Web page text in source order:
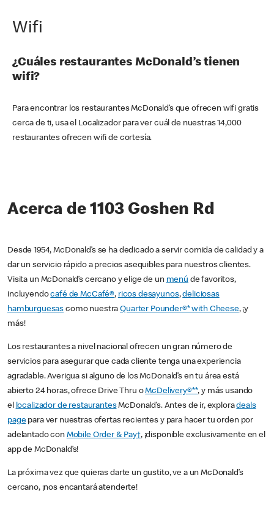
Wifi
¿Cuáles restaurantes McDonald’s tienen
wifi?
Para encontrar los restaurantes McDonald’s que ofrecen wifi gratis
cerca de ti, usa el Localizador para ver cuál de nuestras 14,000
restaurantes ofrecen wifi de cortesía.
Acerca de 1103 Goshen Rd
Desde 1954, McDonald’s se ha dedicado a servir comida de calidad y a
dar un servicio rápido a precios asequibles para nuestros clientes.
Visita un McDonald’s cercano y elige de un menú de favoritos,
incluyendocafé de McCafé®, ricos desayunos,deliciosas
hamburguesas como nuestraQuarter Pounder®* with Cheese, ¡y
más!
Los restaurantes a nivel nacional ofrecen un gran número de
servicios para asegurar que cada cliente tenga una experiencia
agradable. Averigua si alguno de los McDonald’s en tu área está
abierto 24 horas, ofrece Drive Thru oMcDelivery®**, y más usando
el localizador de restaurantesMcDonald’s. Antes de ir, exploradeals
pagepara ver nuestras ofertas recientes y para hacer tu orden por
adelantado con Mobile Order & Pay†, ¡disponible exclusivamente en el
app de McDonald’s!
La próxima vez que quieras darte un gustito, ve a un McDonald’s
cercano, ¡nos encantará atenderte!